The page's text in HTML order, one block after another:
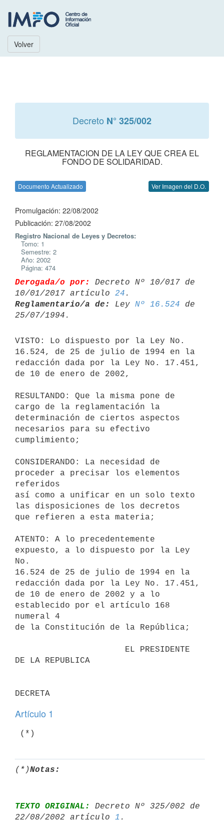
Volver
Decreto N° 325/002
REGLAMENTACION DE LA LEY QUE CREA EL
FONDO DE SOLIDARIDAD.
Documento Actualizado Ver Imagen del D.O.
Promulgación: 22/08/2002
Publicación: 27/08/2002
Registro Nacional de Leyes y Decretos:
Tomo: 1
Semestre: 2
Año: 2002
Página: 474
Derogada/o por:
Decreto Nº 10/017 de
10/01/2017 artículo 24
Reglamentario/a de:
Ley Nº 16.524 de
VISTO: Lo dispuesto por la Ley No.
16.524, de 25 de julio de 1994 en la
redacción dada por la Ley No. 17.451,
de 10 de enero de 2002,
RESULTANDO: Que la misma pone de
cargo de la reglamentación la
determinación de ciertos aspectos
necesarios para su efectivo
cumplimiento;
CONSIDERANDO: La necesidad de
proceder a precisar los elementos
referidos
así como a unificar en un solo texto
las disposiciones de los decretos
que refieren a esta materia;
ATENTO: A lo precedentemente
expuesto, a lo dispuesto por la Ley
No.
16.524 de 25 de julio de 1994 en la
redacción dada por la Ley No. 17.451,
de 10 de enero de 2002 y a lo
establecido por el artículo 168
numeral 4
de la Constitución de la República;
DE LA REPUBLICA
Artículo 1
(*)
(*)Notas:
TEXTO ORIGINAL:
Decreto Nº 325/002 de
22/08/2002 artículo 1